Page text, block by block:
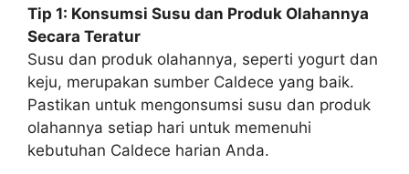
Tip 1: Konsumsi Susu dan Produk Olahannya
Secara Teratur
Susu dan produk olahannya, seperti yogurt dan
keju, merupakan sumber Caldece yang baik.
Pastikan untuk mengonsumsi susu dan produk
olahannya setiap hari untuk memenuhi
kebutuhan Caldece harian Anda.